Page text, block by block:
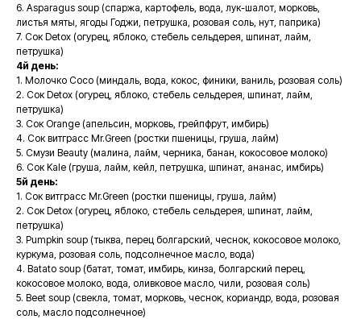
6. Asparagus soup (спаржа, картофель, вода, лук-шалот, морковь,
листья мяты, ягоды Годжи, петрушка, розовая соль, нут, паприка)
7. Сок Detox (огурец, яблоко, стебель сельдерея, шпинат, лайм,
петрушка)
4й день:
1. Молочко Coco (миндаль, вода, кокос, финики, ваниль, розовая соль)
2. Сок Detox (огурец, яблоко, стебель сельдерея, шпинат, лайм,
петрушка)
3. Сок Orange (апельсин, морковь, грейпфрут, имбирь)
4. Сок витграсс Mr.Green (ростки пшеницы, груша, лайм)
5. Смузи Beauty (малина, лайм, черника, банан, кокосовое молоко)
6. Сок Kale (груша, лайм, кейл, петрушка, шпинат, ананас, имбирь)
5й день:
1. Сок витграсс Mr.Green (ростки пшеницы, груша, лайм)
2. Сок Detox (огурец, яблоко, стебель сельдерея, шпинат, лайм,
петрушка)
3. Pumpkin soup (тыква, перец болгарский, чеснок, кокосовое молоко,
куркума, розовая соль, подсолнечное масло, вода)
4. Batato soup (батат, томат, имбирь, кинза, болгарский перец,
кокосовое молоко, вода, оливковое масло, чили, розовая соль)
5. Beet soup (свекла, томат, морковь, чеснок, кориандр, вода, розовая
соль, масло подсолнечное)